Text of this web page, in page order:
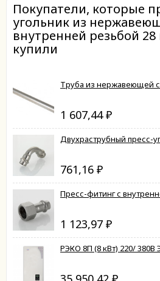
Покупатели, которые
угольник из
внутренней резьбой
купили
Труба из нержавеющей
1 607,44 ₽
Двухраструбный пресс-
761,16 ₽
Пресс-фитинг с
1 123,97 ₽
РЭКО 8П (8 кВт) 220/ 380В
₽